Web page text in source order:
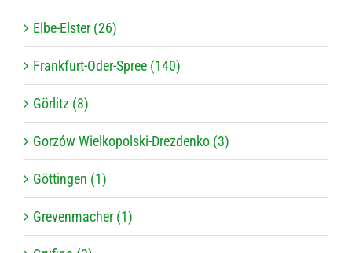
Elbe-Elster (26)
Frankfurt-Oder-Spree (140)
Görlitz (8)
Gorzów Wielkopolski-Drezdenko (3)
Göttingen (1)
Grevenmacher (1)